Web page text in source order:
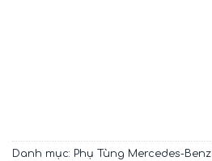
Danh mục: Phụ Tùng Mercedes-Benz